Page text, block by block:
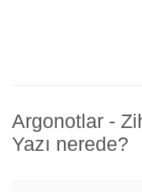
Argonotlar -
Yazı nerede?